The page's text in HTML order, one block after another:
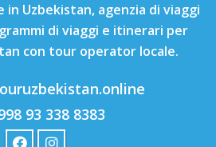
Uzbekistan, agenzia di viaggi
di viaggi e itinerari per
con tour operator locale.
93 338 8383